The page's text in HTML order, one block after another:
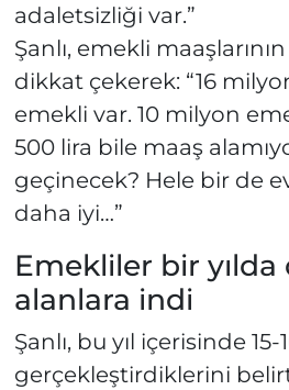
adaletsizliği var.”
Şanlı, emekli
dikkat çekerek: “16
emekli var. 10 milyon
500 lira bile maaş
geçinecek? Hele bir de
daha iyi…”
Emekliler bir yılda
alanlara indi
Şanlı, bu yıl içerisinde 15-
gerçekleştirdiklerini